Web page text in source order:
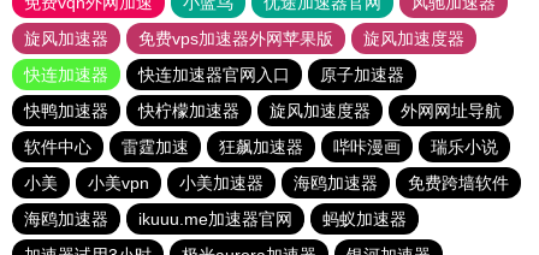
旋风加速器
免费vps加速器外网苹果版
旋风加速度器
快连加速器
快连加速器官网入口
原子加速器
快鸭加速器
快柠檬加速器 旋风加速度器
外网网址导航
软件中心
雷霆加速 狂飙加速器 哔咔漫画
瑞乐小说
小美
小美vpn 小美加速器 海鸥加速器
免费跨墙软件
海鸥加速器
ikuuu.me加速器官网
蚂蚁加速器